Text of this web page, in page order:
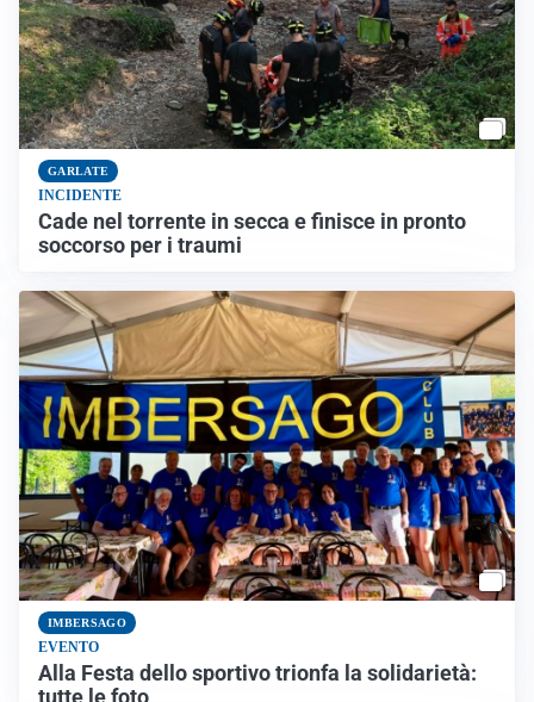
GARLATE
INCIDENTE
Cade nel torrente in secca e finisce in pronto
soccorso per i traumi
IMBERSAGO
EVENTO
Alla Festa dello sportivo trionfa la solidarietà:
tutte le foto